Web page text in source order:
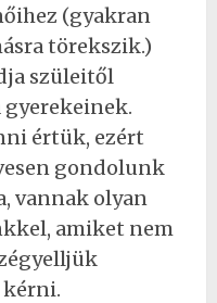
(gyakran
törekszik.)
szüleitől
értük, ezért
gondolunk
vannak olyan
amiket nem
kérni.